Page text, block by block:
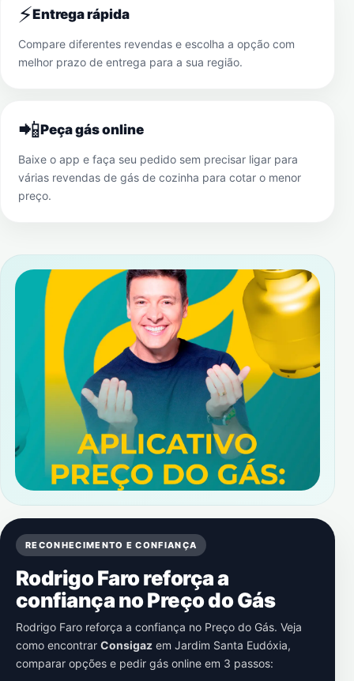
⚡Entrega rápida
Compare diferentes revendas e escolha a opção com
melhor prazo de entrega para a sua região.
📲Peça gás online
Baixe o app e faça seu pedido sem precisar ligar para
várias revendas de gás de cozinha para cotar o menor
preço.
RECONHECIMENTO E CONFIANÇA
Rodrigo Faro reforça a
confiança no Preço do Gás
Rodrigo Faro reforça a confiança no Preço do Gás. Veja
como encontrar Consigaz em Jardim Santa Eudóxia,
comparar opções e pedir gás online em 3 passos: